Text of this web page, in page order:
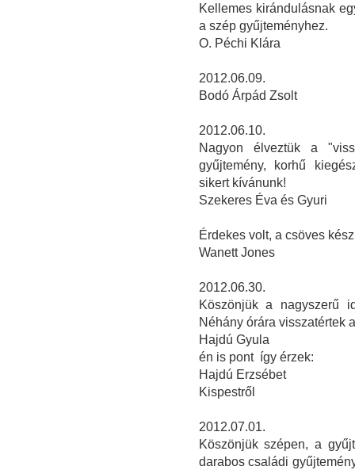
Kellemes kirándulásnak
a szép gyűjteményhez.
O. Péchi Klára
2012.06.09.
Bodó Árpád Zsolt
2012.06.10.
Nagyon élveztük a
gyűjtemény, korhű
sikert kívánunk!
Szekeres Éva és Gyuri
Érdekes volt, a csöves
Wanett Jones
2012.06.30.
Köszönjük a nagyszerű
Néhány órára visszatértek
Hajdú Gyula
én is pont így érzek:
Hajdú Erzsébet
Kispestről
2012.07.01.
Köszönjük szépen, a
darabos családi